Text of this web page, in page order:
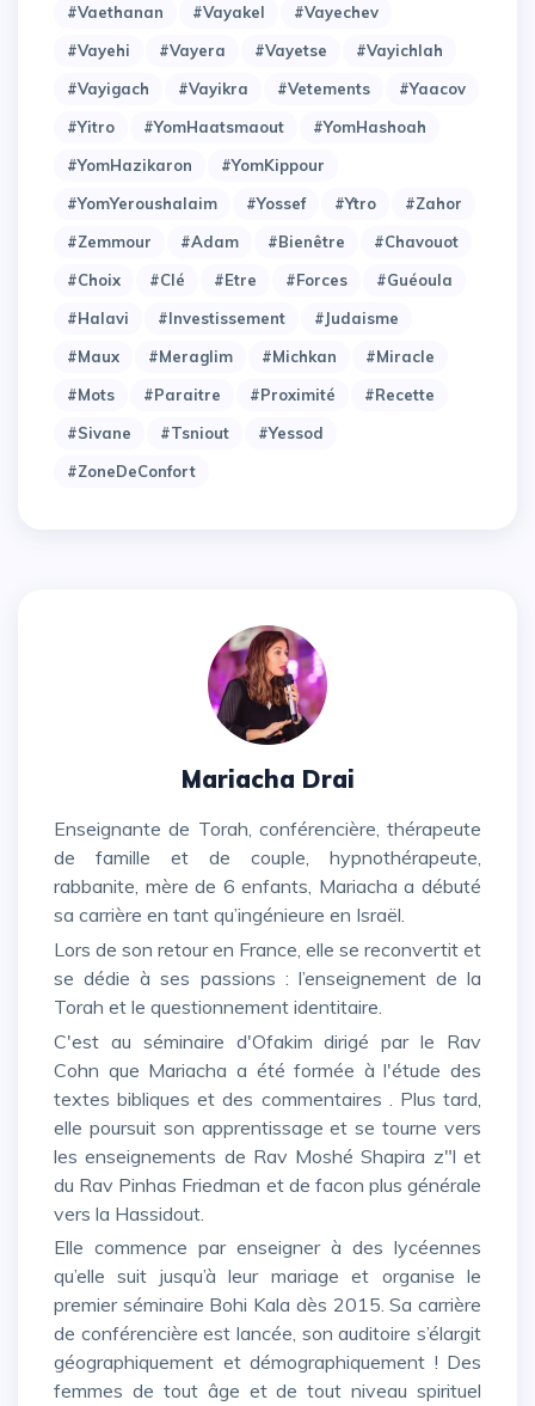
#Vaethanan
#Vayakel
#Vayechev
#Vayehi
#Vayera #Vayetse
#Vayichlah
#Vayigach
#Vayikra #Vetements
#Yaacov
#Yitro
#YomHaatsmaout
#YomHashoah
#YomHazikaron
#YomKippour
#YomYeroushalaim
#Yossef #Ytro
#Zahor
#Zemmour
#adam #bienêtre
#chavouot
#choix
#clé #etre #forces
#guéoula
#halavi
#investissement
#judaisme
#maux
#meraglim #michkan
#miracle
#mots
#paraitre #proximité
#recette
#sivane
#tsniout
#yessod
#zoneDeConfort
Mariacha Drai
Enseignante de Torah, conférencière, thérapeute
de famille et de couple, hypnothérapeute,
rabbanite, mère de 6 enfants, Mariacha a débuté
sa carrière en tant qu’ingénieure en Israël.
Lors de son retour en France, elle se reconvertit et
se dédie à ses passions : l’enseignement de la
Torah et le questionnement identitaire.
C'est au séminaire d'Ofakim dirigé par le Rav
Cohn que Mariacha a été formée à l'étude des
textes bibliques et des commentaires . Plus tard,
elle poursuit son apprentissage et se tourne vers
les enseignements de Rav Moshé Shapira z"l et
du Rav Pinhas Friedman et de facon plus générale
vers la Hassidout.
Elle commence par enseigner à des lycéennes
qu’elle suit jusqu’à leur mariage et organise le
premier séminaire Bohi Kala dès 2015. Sa carrière
de conférencière est lancée, son auditoire s’élargit
géographiquement et démographiquement ! Des
femmes de tout âge et de tout niveau spirituel